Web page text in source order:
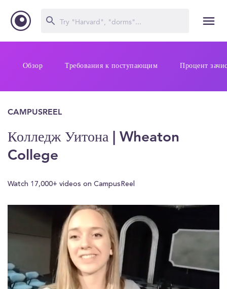
Обзор Требования к поступающим Процент
CAMPUSREEL
Колледж Уитона | Wheaton
College
Watch 17,000+ videos on CampusReel